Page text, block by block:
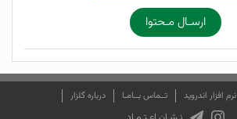
ارسـال مـحتوا
نرم افزار اندروید تــماس بــامـا درباره گلزار